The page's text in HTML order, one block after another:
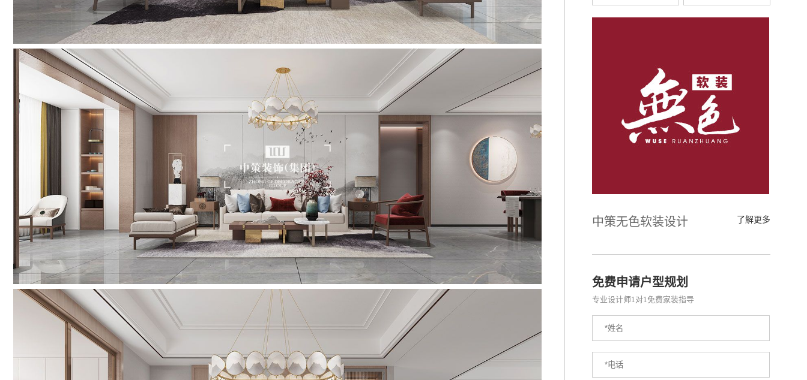
中策无色软装设计 了解更多
免费申请户型规划
专业设计师1对1免费家装指导